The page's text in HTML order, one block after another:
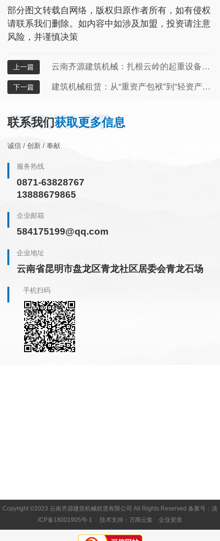
部分图文转载自网络，版权归原作者所有，如有侵权
请联系我们删除。如内容中如涉及加盟，投资请注意
风险，并谨慎决策
上一篇 云南齐源建筑机械：扎根云岭的起重设备租赁专家
下一篇 建筑机械租赁：从“重资产包袱”到“轻资产突围”的行业革命
CONTACT
联系我们获取更多信息
诚信 / 创新 / 奉献
服务热线
0871-63828767
13888679865
企业邮箱
584175199@qq.com
企业地址
云南省昆明市盘龙区青龙社区居委会青龙石场
手机扫码
Copyright ©2023 云南齐源建筑机械租赁有限公司 All Rights Reserved 备案号：滇
ICP备18001905号-1
技术支持： 万商云集 企业资质